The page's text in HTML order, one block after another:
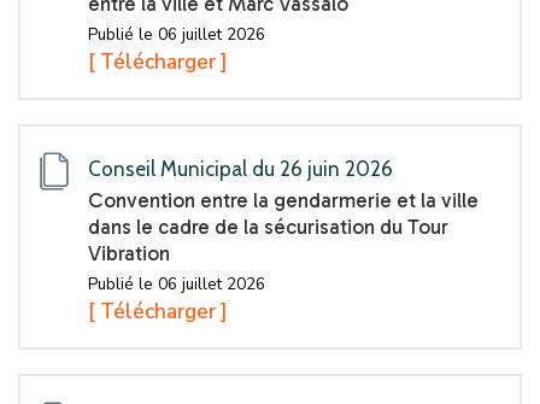
Publié le 06 juillet 2026
[ Télécharger ]
Conseil Municipal du 26 juin 2026
Convention entre la gendarmerie et la ville
dans le cadre de la sécurisation du Tour
Vibration
Publié le 06 juillet 2026
[ Télécharger ]